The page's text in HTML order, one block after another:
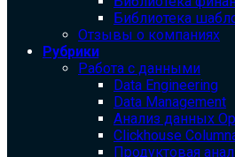
Библиотека
Отзывы о компаниях
Рубрики
Работа с данными
Data Engineering
Data Management
Анализ данных
Clickhouse
Продуктовая